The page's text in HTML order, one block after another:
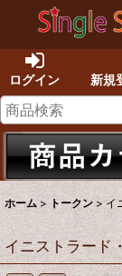
ログイン 新規
ホーム > トークン > イ
イニストラード